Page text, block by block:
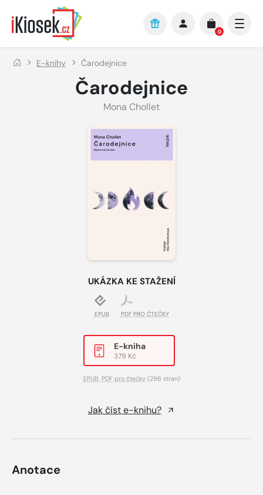
Přejít na hlavní obsah
0
E-knihy Čarodejnice
Čarodejnice
Mona Chollet
UKÁZKA KE STAŽENÍ
EPUB PDF PRO ČTEČKY
E-kniha
379 Kč
EPUB, PDF pro čtečky(296 stran)
Jak číst e-knihu?
Anotace